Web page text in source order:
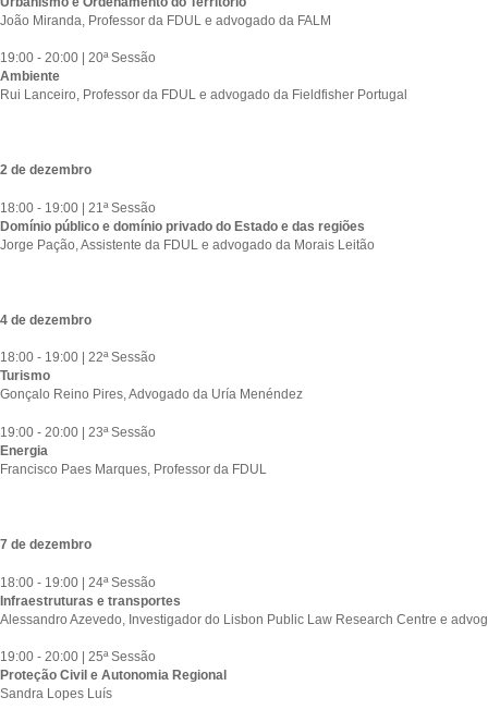
João Miranda, Professor da FDUL e advogado da FALM
19:00 - 20:00 | 20ª Sessão
Ambiente
Rui Lanceiro, Professor da FDUL e advogado da Fieldfisher Portugal
2 de dezembro
18:00 - 19:00 | 21ª Sessão
Domínio público e domínio privado do Estado e das regiões
Jorge Pação, Assistente da FDUL e advogado da Morais Leitão
4 de dezembro
18:00 - 19:00 | 22ª Sessão
Turismo
Gonçalo Reino Pires, Advogado da Uría Menéndez
19:00 - 20:00 | 23ª Sessão
Energia
Francisco Paes Marques, Professor da FDUL
7 de dezembro
18:00 - 19:00 | 24ª Sessão
Infraestruturas e transportes
Alessandro Azevedo, Investigador do Lisbon Public Law Research Centre e
19:00 - 20:00 | 25ª Sessão
Proteção Civil e Autonomia Regional
Sandra Lopes Luís